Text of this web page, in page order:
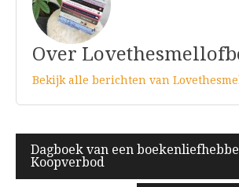
Over
Bekijk alle berichten van
Bericht
navigatie
Dagboek van een
Koopverbod